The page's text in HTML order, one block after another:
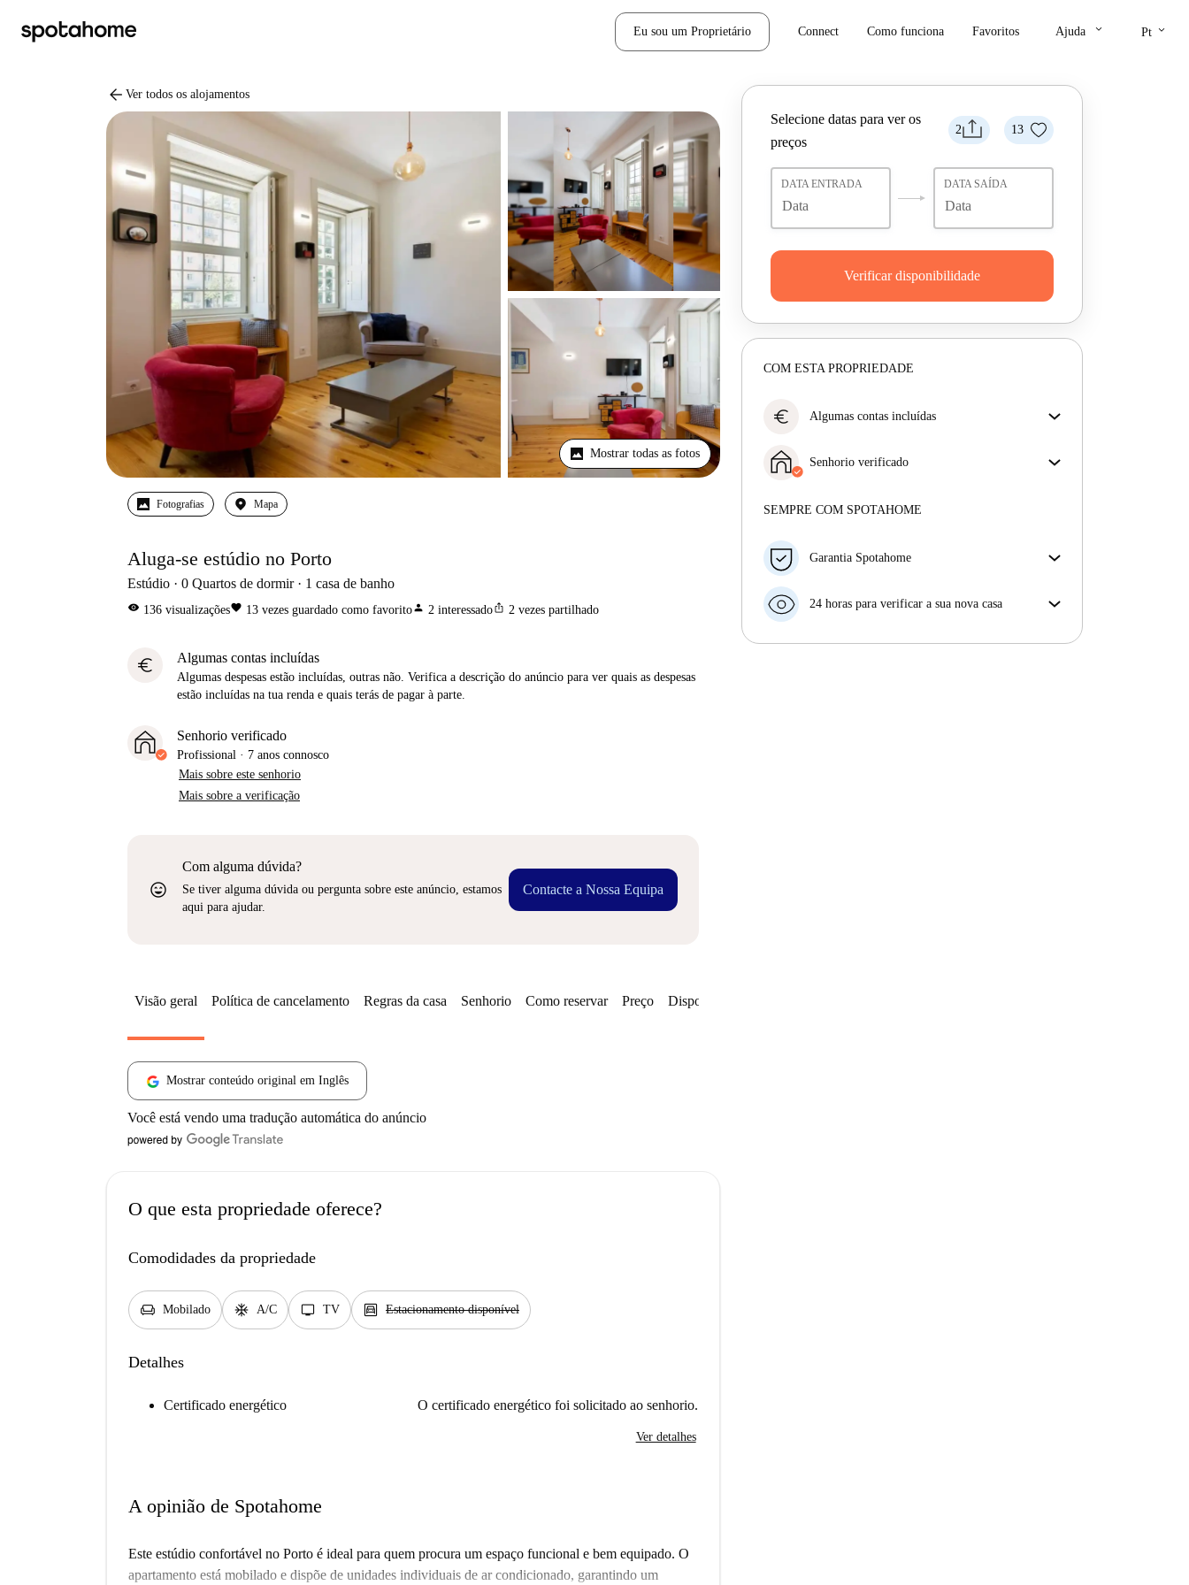
Eu sou um Proprietário Connect Como funciona Favoritos Ajuda keyboard_arrow_down Pt keyboard_arrow_down
arrow_back Ver todos os alojamentos
Mostrar todas as fotos
Fotografias Mapa
Aluga-se estúdio no Porto
Estúdio 0 Quartos de dormir 1 casa de banho
visibility 136 visualizaçõesfavorite 13 vezes guardado como favoritoperson 2 interessadoios_share 2 vezes partilhado
euro Algumas contas incluídas
Algumas despesas estão incluídas, outras não. Verifica a descrição do anúncio para ver quais as despesas
estão incluídas na tua renda e quais terás de pagar à parte.
Senhorio verificado
Profissional · 7 anos connosco
Mais sobre este senhorio
Mais sobre a verificação
sentiment_very_satisfied
Com alguma dúvida?
Se tiver alguma dúvida ou pergunta sobre este anúncio, estamos
aqui para ajudar.
Contacte a Nossa Equipa
2 13
Selecione datas para ver os
preços
DATA ENTRADA DATA SAÍDA
Verificar disponibilidade
COM ESTA PROPRIEDADE
euro Algumas contas incluídas
Verifica a descrição do anúncio para ver quais as
despesas estão incluídas na tua renda e quais terás de
Senhorio verificado
Mais sobre este senhorio
SEMPRE COM SPOTAHOME
Garantia Spotahome
antecedência, nós iremos A) pagar um hotel e ajudá-
seu dinheiro na totalidade.
24 horas para verificar a sua nova casa
Visão geral Política de cancelamento Regras da casa Senhorio Como reservar Preço Disponibilidades
Mostrar conteúdo original em Inglês
Você está vendo uma tradução automática do anúncio
O que esta propriedade oferece?
Comodidades da propriedade
chair Mobilado ac_unit A/C tv TV garage Estacionamento disponível
Detalhes
Certificado energético O certificado energético foi solicitado ao senhorio.
Ver detalhes
A opinião de Spotahome
Este estúdio confortável no Porto é ideal para quem procura um espaço funcional e bem equipado. O
apartamento está mobilado e dispõe de unidades individuais de ar condicionado, garantindo um